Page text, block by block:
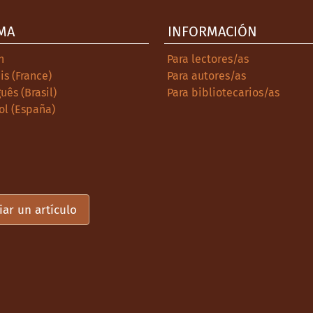
(France)
(Brasil)
(España)
INFORMACIÓN
Para lectores/as
Para autores/as
Para bibliotecarios/as
un artículo